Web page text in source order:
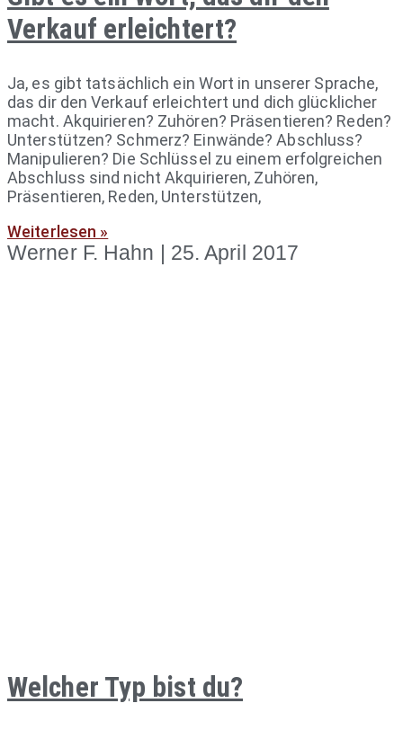
Verkauf erleichtert?
Ja, es gibt tatsächlich ein Wort in unserer Sprache,
das dir den Verkauf erleichtert und dich glücklicher
macht. Akquirieren? Zuhören? Präsentieren? Reden?
Unterstützen? Schmerz? Einwände? Abschluss?
Manipulieren? Die Schlüssel zu einem erfolgreichen
Abschluss sind nicht Akquirieren, Zuhören,
Präsentieren, Reden, Unterstützen,
Weiterlesen »
Werner F. Hahn 25. April 2017
Welcher Typ bist du?